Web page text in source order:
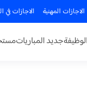
الاجازات المهنية الاجازات في
جديد المباريات